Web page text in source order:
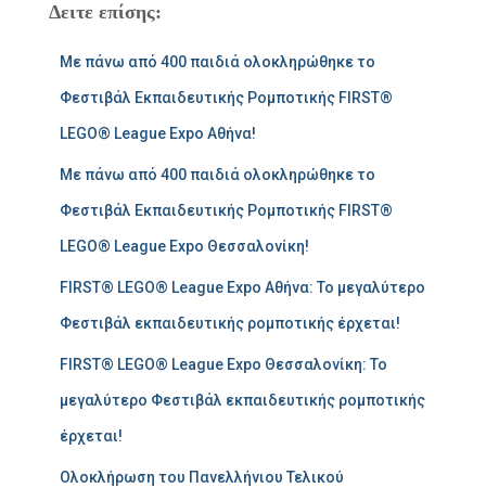
τ
Δειτε επίσης:
Με πάνω από 400 παιδιά ολοκληρώθηκε το
Φεστιβάλ Εκπαιδευτικής Ρομποτικής FIRST®
LEGO® League Expo Αθήνα!
Με πάνω από 400 παιδιά ολοκληρώθηκε το
Φεστιβάλ Εκπαιδευτικής Ρομποτικής FIRST®
LEGO® League Expo Θεσσαλονίκη!
FIRST® LEGO® League Expo Αθήνα: Το μεγαλύτερο
Φεστιβάλ εκπαιδευτικής ρομποτικής έρχεται!
FIRST® LEGO® League Expo Θεσσαλονίκη: Το
μεγαλύτερο Φεστιβάλ εκπαιδευτικής ρομποτικής
έρχεται!
Ολοκλήρωση του Πανελλήνιου Τελικού